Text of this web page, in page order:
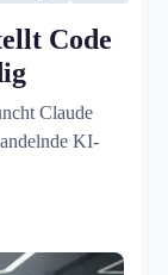
Code
Claude
KI-